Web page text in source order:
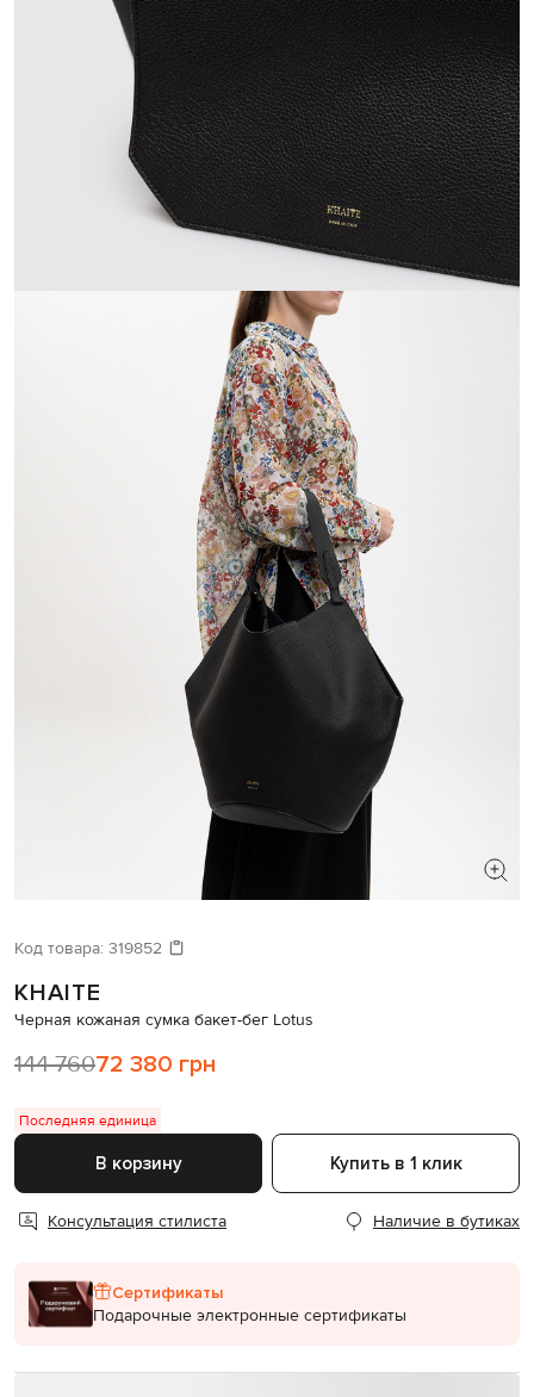
Давайте подберем что-то еще
Похожие товары
Код товара: 319852
KHAITE
Черная кожаная сумка бакет-бег Lotus
144 76072 380 грн
Последняя единица
В корзину Купить в 1 клик
Консультация стилиста Наличие в бутиках
Сертификаты
Подарочные электронные сертификаты